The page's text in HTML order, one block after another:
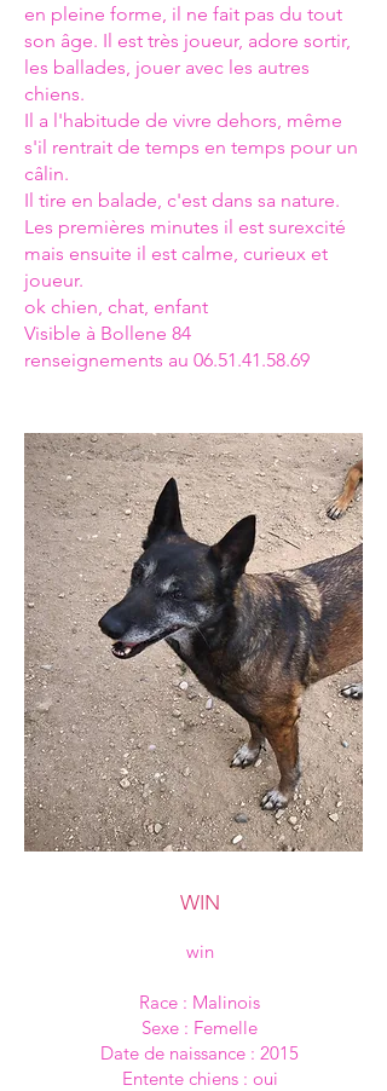
en pleine forme, il ne fait pas du tout
son âge. Il est très joueur, adore sortir,
les ballades, jouer avec les autres
chiens.
Il a l'habitude de vivre dehors, même
s'il rentrait de temps en temps pour un
câlin.
Il tire en balade, c'est dans sa nature.
Les premières minutes il est surexcité
mais ensuite il est calme, curieux et
joueur.
ok chien, chat, enfant
Visible à Bollene 84
renseignements au 06.51.41.58.69
WIN
win
Race : Malinois
Sexe : Femelle
Date de naissance : 2015
Entente chiens : oui